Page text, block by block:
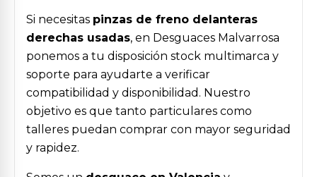
Si necesitas pinzas de freno delanteras
derechas usadas, en Desguaces Malvarrosa
ponemos a tu disposición stock multimarca y
soporte para ayudarte a verificar
compatibilidad y disponibilidad. Nuestro
objetivo es que tanto particulares como
talleres puedan comprar con mayor seguridad
y rapidez.